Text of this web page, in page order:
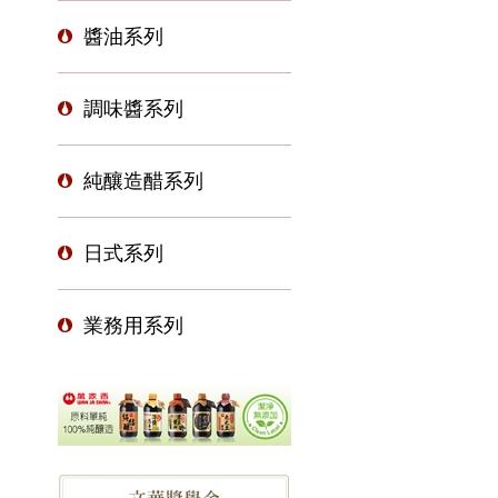
醬油系列
調味醬系列
純釀造醋系列
日式系列
業務用系列